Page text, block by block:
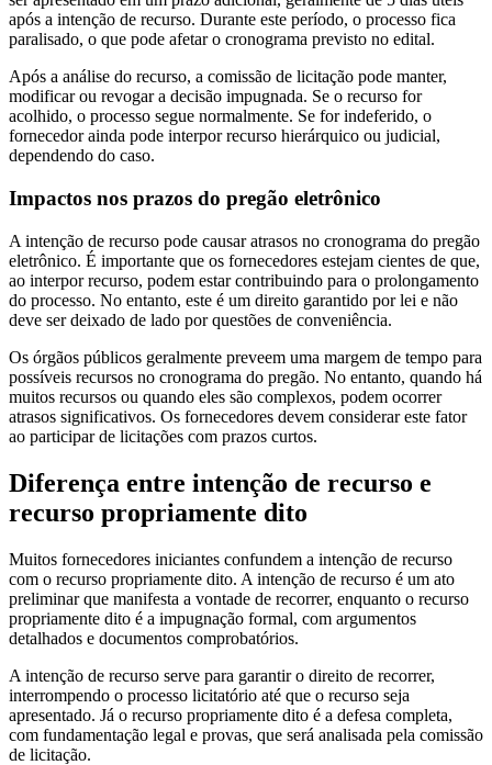
após a intenção de recurso. Durante este período, o processo fica
paralisado, o que pode afetar o cronograma previsto no edital.
Após a análise do recurso, a comissão de licitação pode manter,
modificar ou revogar a decisão impugnada. Se o recurso for
acolhido, o processo segue normalmente. Se for indeferido, o
fornecedor ainda pode interpor recurso hierárquico ou judicial,
dependendo do caso.
Impactos nos prazos do pregão eletrônico
A intenção de recurso pode causar atrasos no cronograma do pregão
eletrônico. É importante que os fornecedores estejam cientes de que,
ao interpor recurso, podem estar contribuindo para o prolongamento
do processo. No entanto, este é um direito garantido por lei e não
deve ser deixado de lado por questões de conveniência.
Os órgãos públicos geralmente preveem uma margem de tempo para
possíveis recursos no cronograma do pregão. No entanto, quando há
muitos recursos ou quando eles são complexos, podem ocorrer
atrasos significativos. Os fornecedores devem considerar este fator
ao participar de licitações com prazos curtos.
Diferença entre intenção de recurso e
recurso propriamente dito
Muitos fornecedores iniciantes confundem a intenção de recurso
com o recurso propriamente dito. A intenção de recurso é um ato
preliminar que manifesta a vontade de recorrer, enquanto o recurso
propriamente dito é a impugnação formal, com argumentos
detalhados e documentos comprobatórios.
A intenção de recurso serve para garantir o direito de recorrer,
interrompendo o processo licitatório até que o recurso seja
apresentado. Já o recurso propriamente dito é a defesa completa,
com fundamentação legal e provas, que será analisada pela comissão
de licitação.